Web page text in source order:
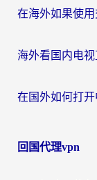
回国代理vpn